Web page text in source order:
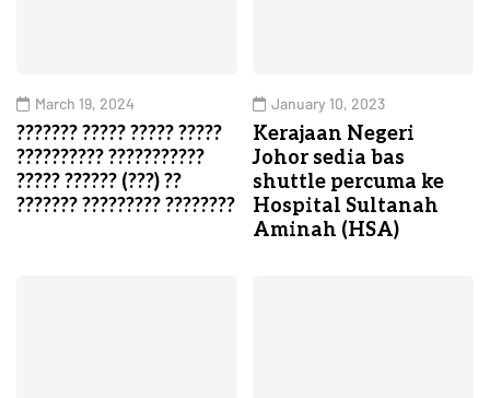
March 19, 2024
??????? ????? ????? ?????
?????????? ???????????
????? ?????? (???) ??
??????? ????????? ????????
January 10, 2023
Kerajaan Negeri
Johor sedia bas
shuttle percuma ke
Hospital Sultanah
Aminah (HSA)